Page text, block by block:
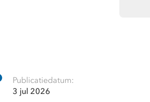
Publicatiedatum:
3 jul 2026